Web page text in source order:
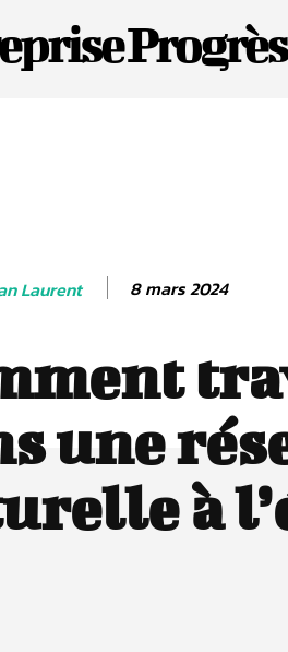
Progrès
Laurent 8 mars 2024
une
à